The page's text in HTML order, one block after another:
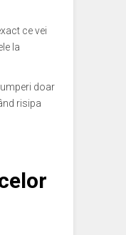
ce vei
la
doar
risipa